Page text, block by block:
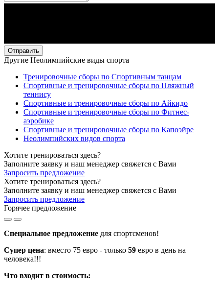
Отправить
Другие Неолимпийские виды спорта
Тренировочные сборы по Спортивным танцам
Спортивные и тренировочные сборы по Пляжный
теннису
Спортивные и тренировочные сборы по Айкидо
Спортивные и тренировочные сборы по Фитнес-
аэробике
Спортивные и тренировочные сборы по Капоэйре
Неолимпийских видов спорта
Хотите тренироваться здесь?
Заполните заявку и наш менеджер свяжется с Вами
Запросить предложение
Хотите тренироваться здесь?
Заполните заявку и наш менеджер свяжется с Вами
Запросить предложение
Горячее предложение
Специальное предложение для спортсменов!
Супер цена: вместо 75 евро - только 59 евро в день на
человека!!!
Что входит в стоимость: